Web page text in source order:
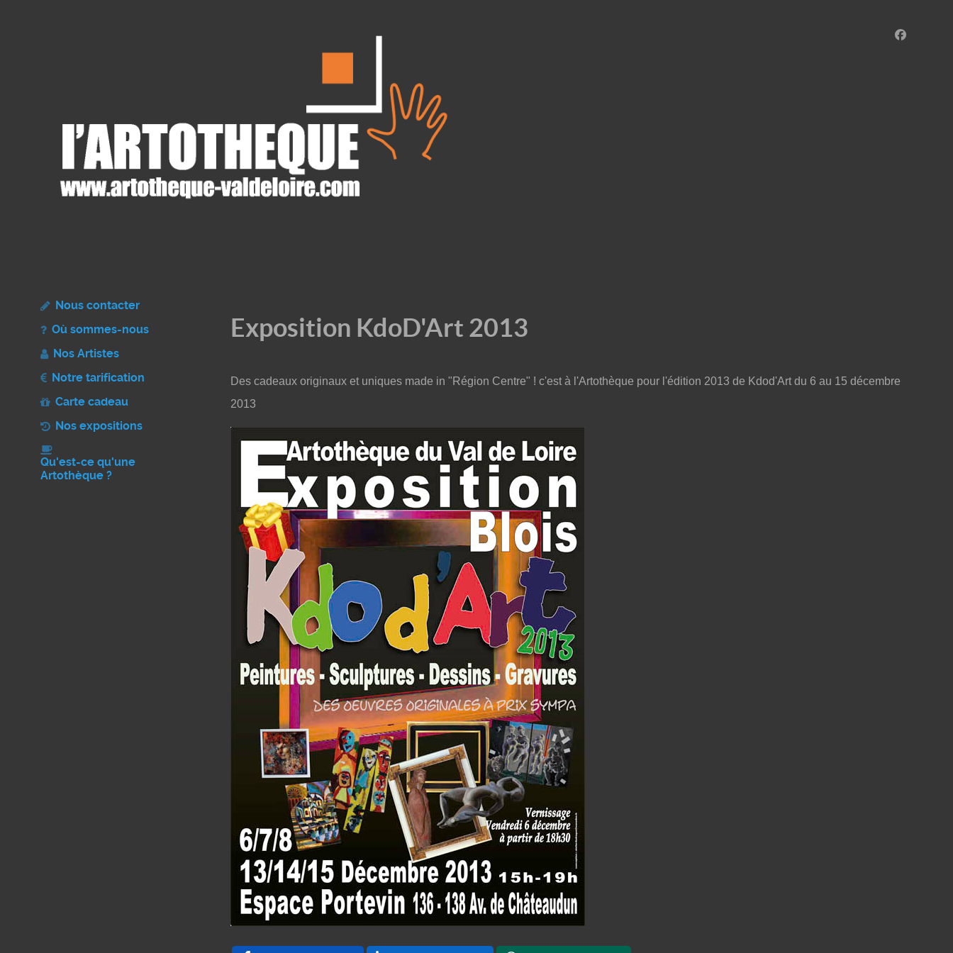
Nous contacter
Où sommes-nous
Nos Artistes
Notre tarification
Carte cadeau
Nos expositions
Qu'est-ce qu'une
Artothèque ?
Exposition KdoD'Art 2013
Des cadeaux originaux et uniques made in "Région Centre" ! c'est à l'Artothèque pour l'édition 2013 de Kdod'Art du 6 au 15 décembre
2013